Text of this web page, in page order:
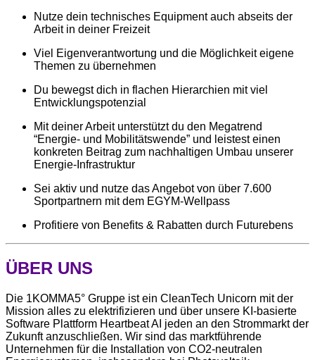
Nutze dein technisches Equipment auch abseits der
Arbeit in deiner Freizeit
Viel Eigenverantwortung und die Möglichkeit eigene
Themen zu übernehmen
Du bewegst dich in flachen Hierarchien mit viel
Entwicklungspotenzial
Mit deiner Arbeit unterstützt du den Megatrend
“Energie- und Mobilitätswende” und leistest einen
konkreten Beitrag zum nachhaltigen Umbau unserer
Energie-Infrastruktur
Sei aktiv und nutze das Angebot von über 7.600
Sportpartnern mit dem EGYM-Wellpass
Profitiere von Benefits & Rabatten durch Futurebens
ÜBER UNS
Die 1KOMMA5° Gruppe ist ein CleanTech Unicorn mit der
Mission alles zu elektrifizieren und über unsere KI-basierte
Software Plattform Heartbeat AI jeden an den Strommarkt der
Zukunft anzuschließen. Wir sind das marktführende
Unternehmen für die Installation von CO2-neutralen